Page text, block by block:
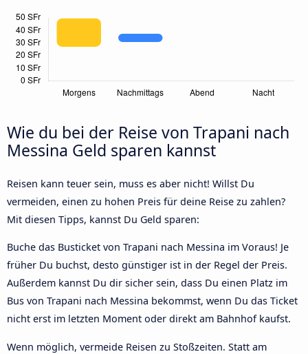
Wie du bei der Reise von Trapani nach
Messina Geld sparen kannst
Reisen kann teuer sein, muss es aber nicht! Willst Du
vermeiden, einen zu hohen Preis für deine Reise zu zahlen?
Mit diesen Tipps, kannst Du Geld sparen:
Buche das Busticket von Trapani nach Messina im Voraus! Je
früher Du buchst, desto günstiger ist in der Regel der Preis.
Außerdem kannst Du dir sicher sein, dass Du einen Platz im
Bus von Trapani nach Messina bekommst, wenn Du das Ticket
nicht erst im letzten Moment oder direkt am Bahnhof kaufst.
Wenn möglich, vermeide Reisen zu Stoßzeiten. Statt am